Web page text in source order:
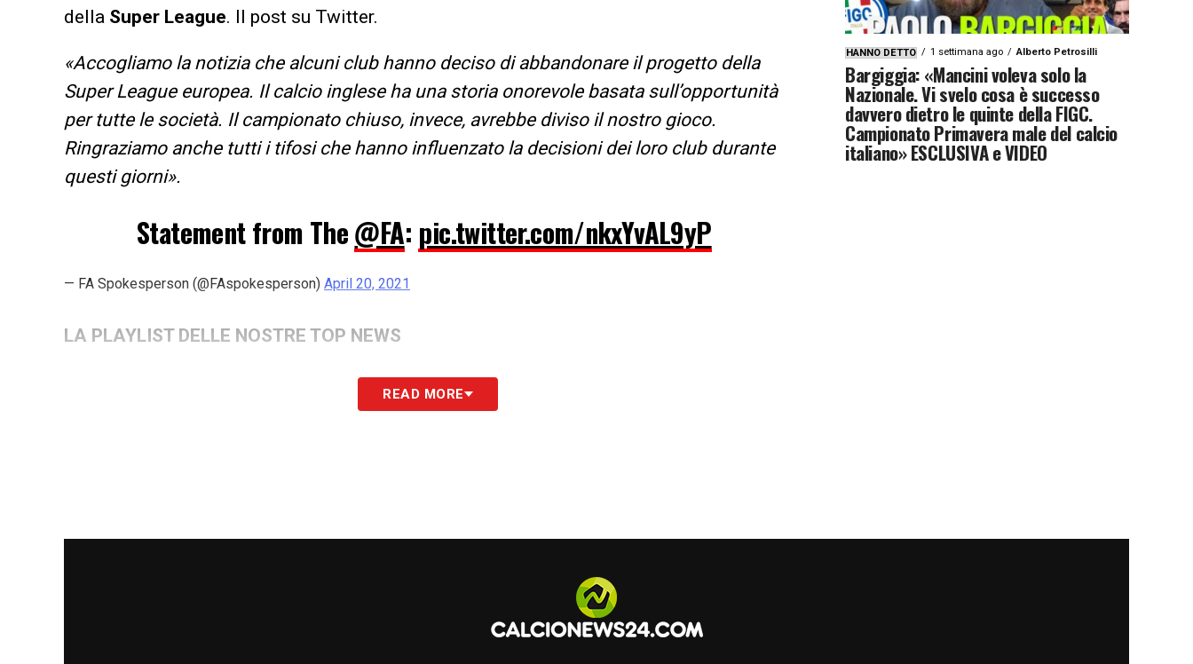
della Super League. Il post su Twitter.
«Accogliamo la notizia che alcuni club hanno deciso di abbandonare il progetto della
Super League europea. Il calcio inglese ha una storia onorevole basata sull’opportunità
per tutte le società. Il campionato chiuso, invece, avrebbe diviso il nostro gioco.
Ringraziamo anche tutti i tifosi che hanno influenzato la decisioni dei loro club durante
questi giorni».
Statement from The@FA: pic.twitter.com/nkxYvAL9yP
— FA Spokesperson (@FAspokesperson) April 20, 2021
LA PLAYLIST DELLE NOSTRE TOP NEWS
READ MORE
HANNO DETTO 1 settimana ago Alberto Petrosilli
Bargiggia: «Mancini voleva solo la
Nazionale. Vi svelo cosa è successo
davvero dietro le quinte della FIGC.
Campionato Primavera male del calcio
italiano» ESCLUSIVA e VIDEO